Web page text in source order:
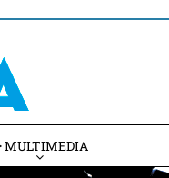
MULTIMEDIA